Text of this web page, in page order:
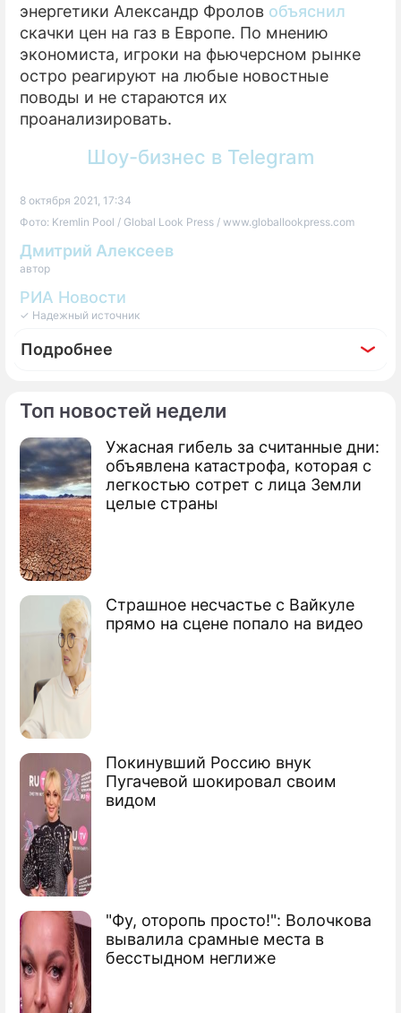
Топ новостей недели
Ужасная гибель за считанные дни:
объявлена катастрофа, которая с
легкостью сотрет с лица Земли
целые страны
Страшное несчастье с Вайкуле
прямо на сцене попало на видео
Покинувший Россию внук
Пугачевой шокировал своим
видом
"Фу, оторопь просто!": Волочкова
вывалила срамные места в
бесстыдном неглиже
энергетики Александр Фролов объяснил
скачки цен на газ в Европе. По мнению
экономиста, игроки на фьючерсном рынке
остро реагируют на любые новостные
поводы и не стараются их
проанализировать.
Шоу-бизнес в Telegram
8 октября 2021, 17:34
Фото: Kremlin Pool / Global Look Press / www.globallookpress.com
Дмитрий Алексеев
автор
РИА Новости
✓ Надежный источник
Подробнее
По теме
Продолжение: Лавров раскрыл
подробности беседы Путина с
Политолог Георгий Бовт рассказал о
влиянии скачка цен на газ на
европейцев
Остановилась продажа: эксперт назвал
рост цен на газ в Европе проблемой для
российского бюджета